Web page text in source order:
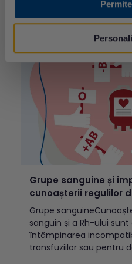
grași esențiali?Rolul
3ALAEPADHAOmega-3...
Cele mai citite
Grupe sanguine și
cunoașterii regulilor
incompatibilitate
Grupe
sanguin și a Rh-ului
întâmpinarea
transfuziilor sau pentru